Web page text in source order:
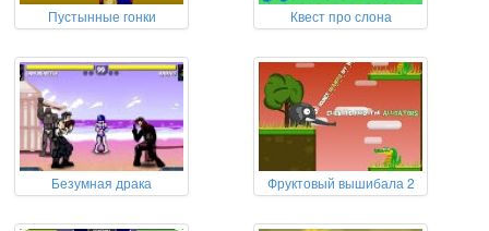
Пустынные гонки Квест про слона
Безумная драка Фруктовый вышибала 2